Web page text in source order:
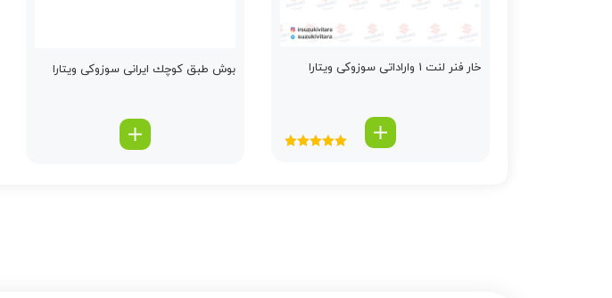
خار فنر لنت 1 واراداتی سوزوکی ویتارا بوش طبق كوچك ایرانی سوزوکی ویتارا